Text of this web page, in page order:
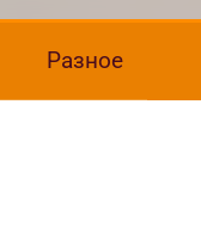
Разное